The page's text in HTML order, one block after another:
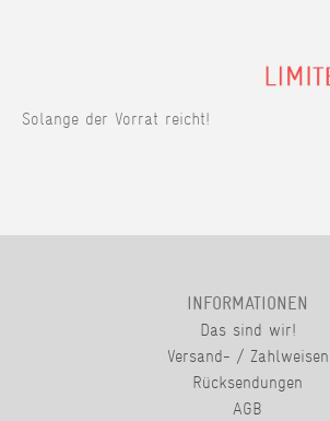
Solange der Vorrat reicht!
INFORMATIONEN
Das sind wir!
Versand- / Zahlweisen
Rücksendungen
AGB